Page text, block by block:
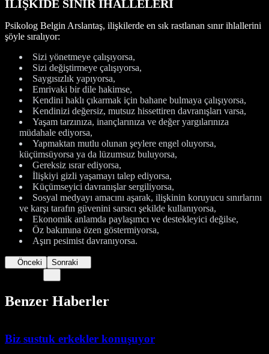
İLİŞKİDE SINIR İHALLELERİ
Psikolog Belgin Arslantaş, ilişkilerde en sık rastlanan sınır ihlallerini
şöyle sıralıyor:
Sizi yönetmeye çalışıyorsa,
Sizi değiştirmeye çalışıyorsa,
Saygısızlık yapıyorsa,
Emrivaki bir dile hakimse,
Kendini haklı çıkarmak için bahane bulmaya çalışıyorsa,
Kendinizi değersiz, mutsuz hissettiren davranışları varsa,
Yaşam tarzınıza, inançlarınıza ve değer yargılarınıza
müdahale ediyorsa,
Yapmaktan mutlu olunan şeylere engel oluyorsa,
küçümsüyorsa ya da lüzumsuz buluyorsa,
Gereksiz ısrar ediyorsa,
İlişkiyi gizli yaşamayı talep ediyorsa,
Küçümseyici davranışlar sergiliyorsa,
Sosyal medyayı amacını aşarak, ilişkinin koruyucu sınırlarını
ve karşı tarafın güvenini sarsıcı şekilde kullanıyorsa,
Ekonomik anlamda paylaşımcı ve destekleyici değilse,
Öz bakımına özen göstermiyorsa,
Aşırı pesimist davranıyorsa.
Önceki Sonraki
Benzer Haberler
Biz sustuk erkekler konuşuyor